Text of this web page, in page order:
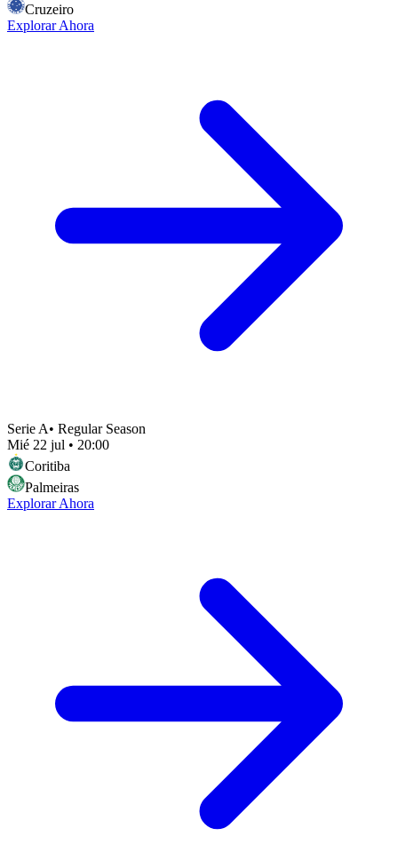
Cruzeiro
Explorar Ahora
Serie A• Regular Season
Mié 22 jul • 20:00
Coritiba
Palmeiras
Explorar Ahora